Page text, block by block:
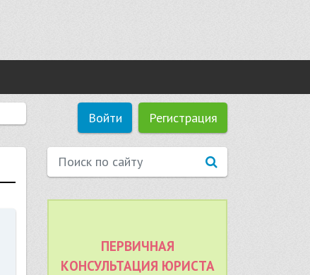
Войти Регистрация
ПЕРВИЧНАЯ
КОНСУЛЬТАЦИЯ ЮРИСТА